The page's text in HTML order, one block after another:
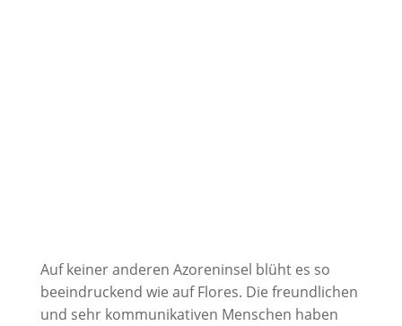
Auf keiner anderen Azoreninsel blüht es so
beeindruckend wie auf Flores. Die freundlichen
und sehr kommunikativen Menschen haben